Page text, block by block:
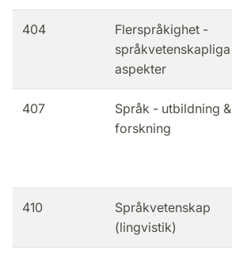
404
Flerspråkighet -
språkvetenskapliga
aspekter
407
Språk - utbildning &
forskning
410
Språkvetenskap
(lingvistik)